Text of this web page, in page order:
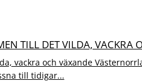
TILL DET VILDA, VACKRA
vackra och växande
till tidigar...